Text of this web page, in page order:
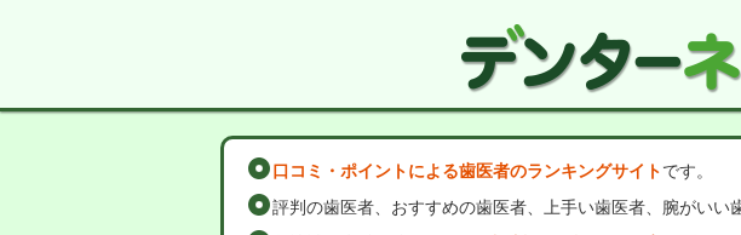
口コミ・ポイントによる歯医者のランキングサイトです。
評判の歯医者、おすすめの歯医者、上手い歯医者、腕がいい